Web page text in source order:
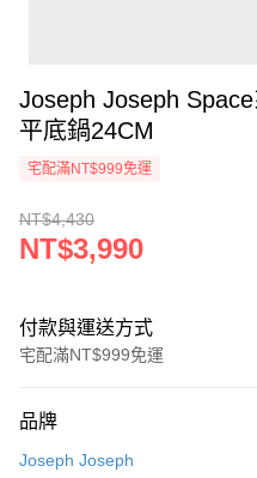
Joseph Joseph
平底鍋24CM
宅配滿NT$999免運
NT$4,430
NT$3,990
付款與運送方式
宅配滿NT$999免運
信用卡一次付款
品牌
Joseph Joseph